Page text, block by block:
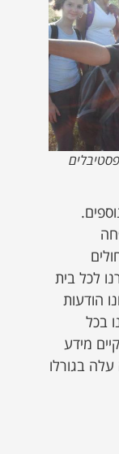
לכל בית
הודעות
בכל
מידע
עלה בגורלו